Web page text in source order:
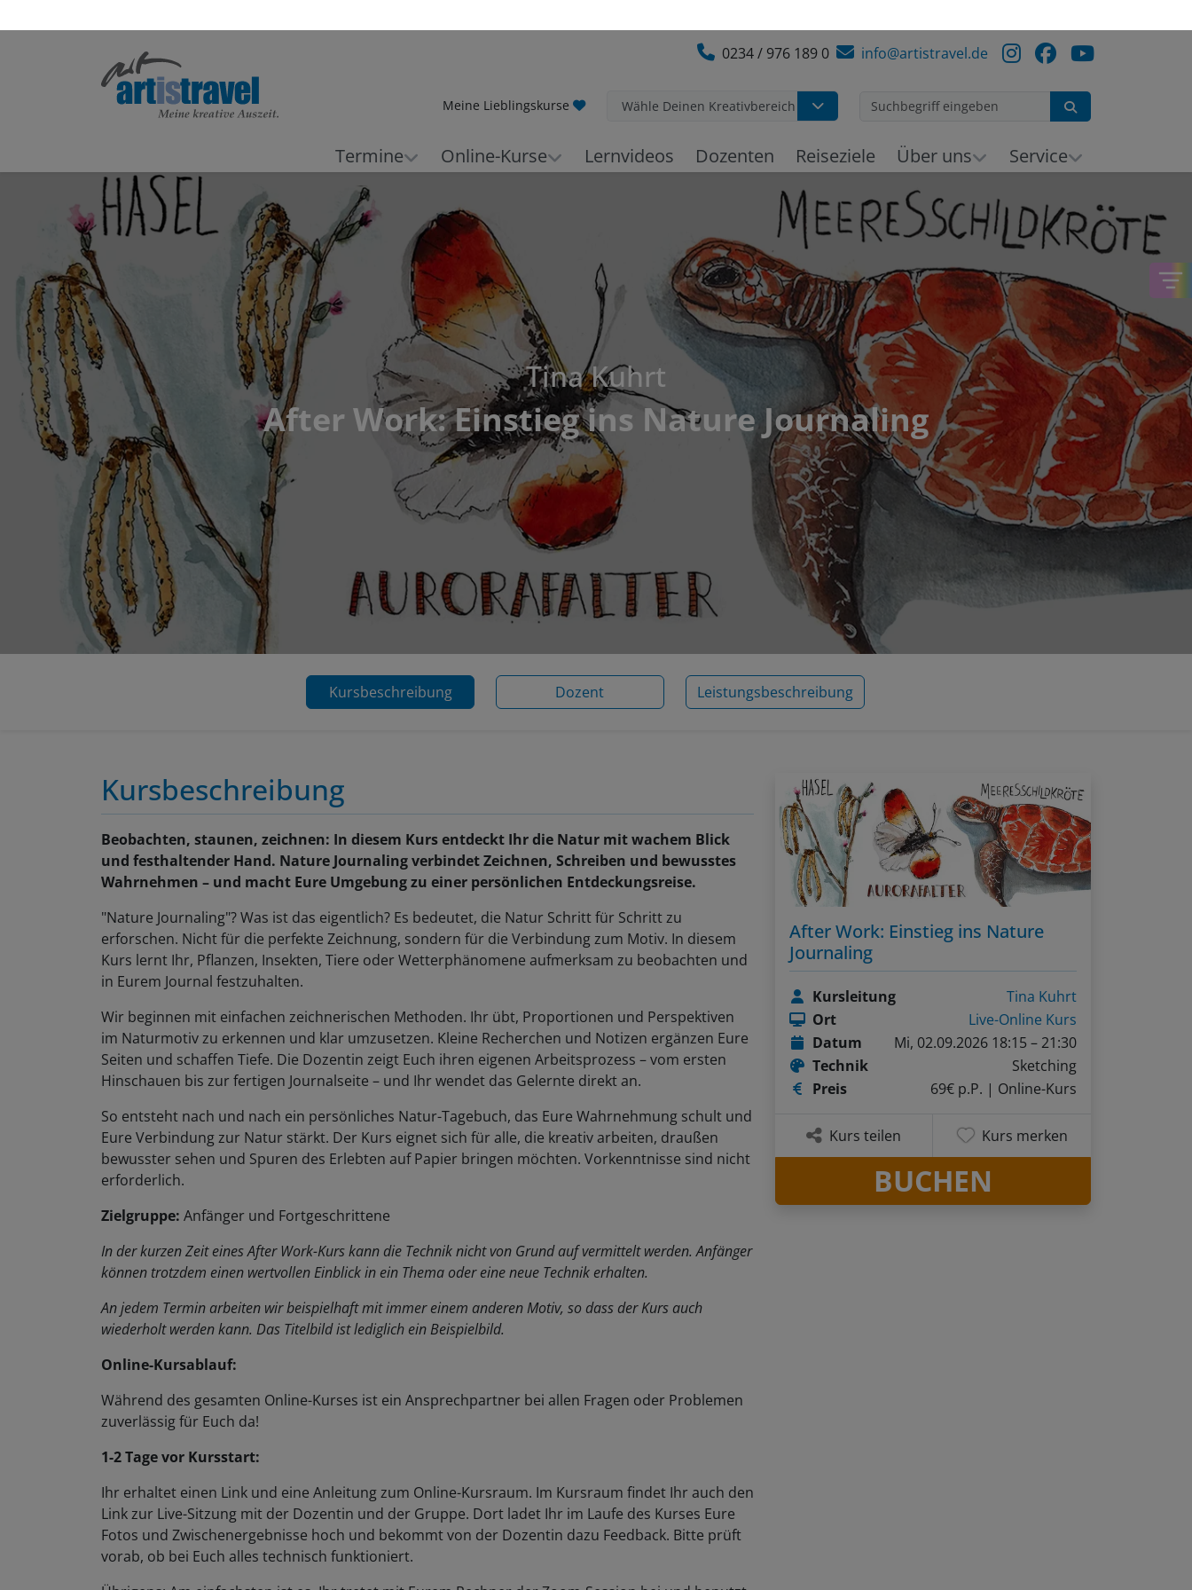
Reiseziele Service
Tina Kuhrt
After Work: Einstieg ins Nature Journaling
Kursbeschreibung Dozent Leistungsbeschreibung
Kursbeschreibung
Beobachten, staunen, zeichnen: In diesem Kurs entdeckt Ihr die Natur mit wachem Blick
und festhaltender Hand. Nature Journaling verbindet Zeichnen, Schreiben und bewusstes
Wahrnehmen – und macht Eure Umgebung zu einer persönlichen Entdeckungsreise.
"Nature Journaling"? Was ist das eigentlich? Es bedeutet, die Natur Schritt für Schritt zu
erforschen. Nicht für die perfekte Zeichnung, sondern für die Verbindung zum Motiv. In diesem
Kurs lernt Ihr, Pflanzen, Insekten, Tiere oder Wetterphänomene aufmerksam zu beobachten und
in Eurem Journal festzuhalten.
Wir beginnen mit einfachen zeichnerischen Methoden. Ihr übt, Proportionen und Perspektiven
im Naturmotiv zu erkennen und klar umzusetzen. Kleine Recherchen und Notizen ergänzen Eure
Seiten und schaffen Tiefe. Die Dozentin zeigt Euch ihren eigenen Arbeitsprozess – vom ersten
Hinschauen bis zur fertigen Journalseite – und Ihr wendet das Gelernte direkt an.
So entsteht nach und nach ein persönliches Natur-Tagebuch, das Eure Wahrnehmung schult und
Eure Verbindung zur Natur stärkt. Der Kurs eignet sich für alle, die kreativ arbeiten, draußen
bewusster sehen und Spuren des Erlebten auf Papier bringen möchten. Vorkenntnisse sind nicht
erforderlich.
Zielgruppe:
Anfänger und Fortgeschrittene
In der kurzen Zeit eines After Work-Kurs kann die Technik nicht von Grund auf vermittelt werden. Anfänger
können trotzdem einen wertvollen Einblick in ein Thema oder eine neue Technik erhalten.
An jedem Termin arbeiten wir beispielhaft mit immer einem anderen Motiv, so dass der Kurs auch
wiederholt werden kann. Das Titelbild ist lediglich ein Beispielbild.
Online-Kursablauf:
Während des gesamten Online-Kurses ist ein Ansprechpartner bei allen Fragen oder Problemen
zuverlässig für Euch da!
1-2 Tage vor Kursstart:
Ihr erhaltet einen Link und eine Anleitung zum Online-Kursraum. Im Kursraum findet Ihr auch den
Link zur Live-Sitzung mit der Dozentin und der Gruppe. Dort ladet Ihr im Laufe des Kurses Eure
Fotos und Zwischenergebnisse hoch und bekommt von der Dozentin dazu Feedback. Bitte prüft
vorab, ob bei Euch alles technisch funktioniert.
Übrigens: Am einfachsten ist es, Ihr tretet mit Eurem Rechner der Zoom-Session bei und benutzt
After Work: Einstieg ins Nature
Journaling
Kursleitung
Tina Kuhrt
Ort
Live-Online Kurs
Datum
Mi, 02.09.2026 18:15 – 21:30
Technik
Sketching
Preis
69€ p.P. | Online-Kurs
Kurs teilen Kurs merken
BUCHEN